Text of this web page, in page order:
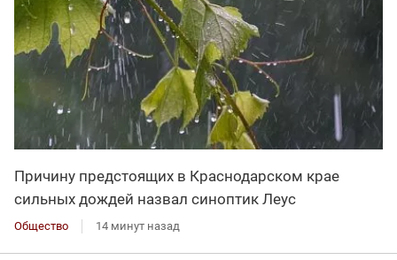
Причину предстоящих в Краснодарском крае
сильных дождей назвал синоптик Леус
Общество 14 минут назад